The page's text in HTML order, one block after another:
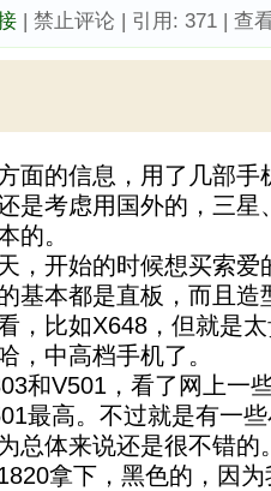
| 禁止评论 | 引用: 371 | 查
面的信息，用了几部手
是考虑用国外的，三星
的。
，开始的时候想买索爱
基本都是直板，而且造
，比如X648，但就是
，中高档手机了。
和V501，看了网上一
最高。不过就是有一
总体来说还是很不错的
拿下，黑色的，因